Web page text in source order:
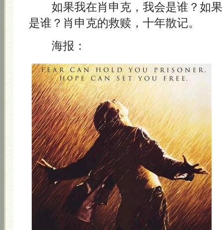
如果我在肖申克，我会是谁？如果
是谁？肖申克的救赎，十年散记。
海报：